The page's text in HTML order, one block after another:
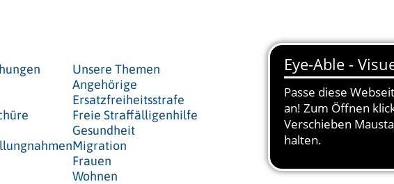
Unsere Themen
Angehörige
Ersatzfreiheitsstrafe
Freie Straffälligenhilfe
Gesundheit
Migration
Frauen
Wohnen